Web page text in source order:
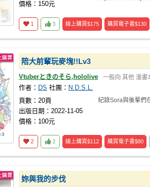
價格：150元
1 3 線上購買$175 購買電子書$130
陪大前輩玩麥塊!!Lv3
Vtuberときのそら,hololive 一般向 其他 漫畫
作者： DS 社團： N.D.S.L.
頁數：20頁
出版日期：2022-11-05
價格：100元
紀錄Sora與後輩們
2 2 線上購買$112 購買電子書$80
妳與我的步伐